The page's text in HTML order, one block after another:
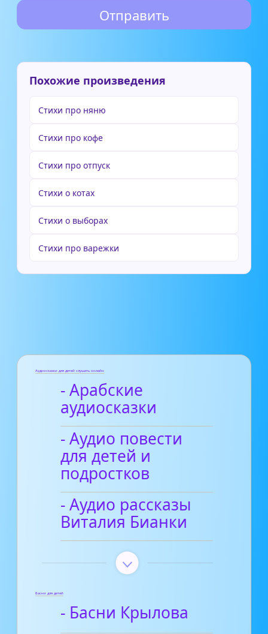
Похожие произведения
Стихи про няню
Стихи про кофе
Стихи про отпуск
Стихи о котах
Стихи о выборах
Стихи про варежки
Аудиосказки для детей слушать онлайн
- Арабские
аудиосказки
- Аудио повести
для детей и
подростков
- Аудио рассказы
Виталия Бианки
Басни для детей
- Басни Крылова